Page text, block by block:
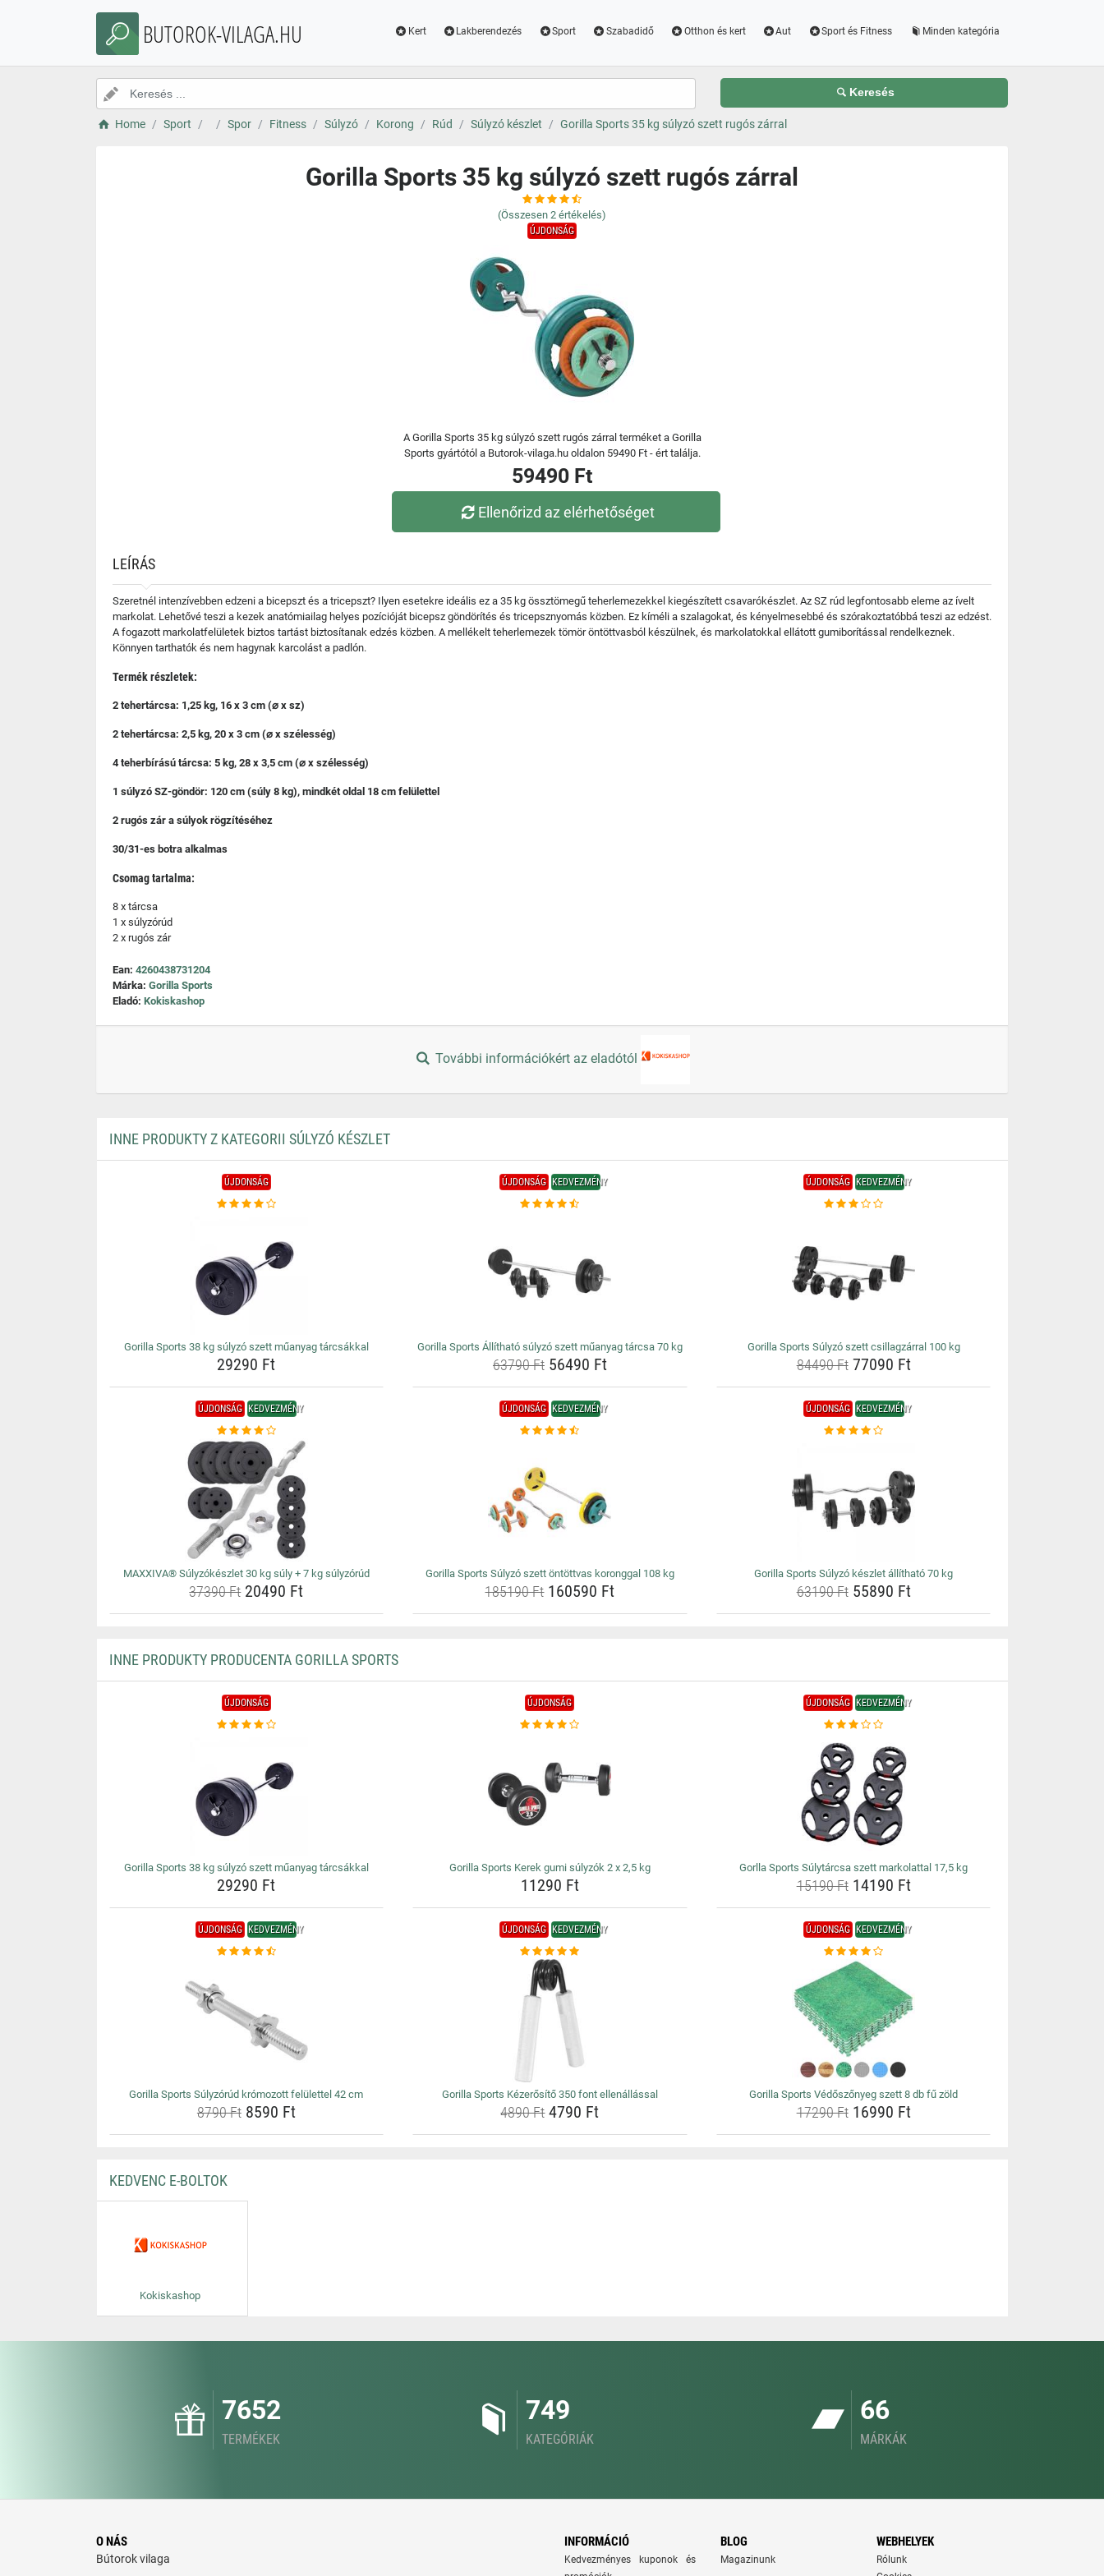
BUTOROK-VILAGA.HU Kert Lakberendezés Sport Szabadidő Otthon és kert Aut Sport és Fitness Minden kategória
Keresés
Home Sport Spor Fitness Súlyzó Korong Rúd Súlyzó készlet Gorilla Sports 35 kg súlyzó szett rugós zárral
Gorilla Sports 35 kg súlyzó szett rugós zárral
(Összesen 2 értékelés)
ÚJDONSÁG
A Gorilla Sports 35 kg súlyzó szett rugós zárral terméket a Gorilla
Sports gyártótól a Butorok-vilaga.hu oldalon 59490 Ft - ért találja.
59490 Ft
Ellenőrizd az elérhetőséget
LEÍRÁS
Szeretnél intenzívebben edzeni a bicepszt és a tricepszt? Ilyen esetekre ideális ez a 35 kg össztömegű teherlemezekkel kiegészített csavarókészlet. Az SZ rúd legfontosabb eleme az ívelt
markolat. Lehetővé teszi a kezek anatómiailag helyes pozícióját bicepsz göndörítés és tricepsznyomás közben. Ez kíméli a szalagokat, és kényelmesebbé és szórakoztatóbbá teszi az edzést.
A fogazott markolatfelületek biztos tartást biztosítanak edzés közben. A mellékelt teherlemezek tömör öntöttvasból készülnek, és markolatokkal ellátott gumiborítással rendelkeznek.
Könnyen tarthatók és nem hagynak karcolást a padlón.
Termék részletek:
2 tehertárcsa: 1,25 kg, 16 x 3 cm (⌀ x sz)
2 tehertárcsa: 2,5 kg, 20 x 3 cm (⌀ x szélesség)
4 teherbírású tárcsa: 5 kg, 28 x 3,5 cm (⌀ x szélesség)
1 súlyzó SZ-göndör: 120 cm (súly 8 kg), mindkét oldal 18 cm felülettel
2 rugós zár a súlyok rögzítéséhez
30/31-es botra alkalmas
Csomag tartalma:
8 x tárcsa
1 x súlyzórúd
2 x rugós zár
Ean: 4260438731204
Márka: Gorilla Sports
Eladó: Kokiskashop
További információkért az eladótól
INNE PRODUKTY Z KATEGORII SÚLYZÓ KÉSZLET
ÚJDONSÁG
Gorilla Sports 38 kg súlyzó szett műanyag tárcsákkal
29290 Ft
ÚJDONSÁG KEDVEZMÉNY
Gorilla Sports Állítható súlyzó szett műanyag tárcsa 70 kg
63790 Ft56490 Ft
ÚJDONSÁG KEDVEZMÉNY
Gorilla Sports Súlyzó szett csillagzárral 100 kg
84490 Ft77090 Ft
ÚJDONSÁG KEDVEZMÉNY
MAXXIVA® Súlyzókészlet 30 kg súly + 7 kg súlyzórúd
37390 Ft20490 Ft
ÚJDONSÁG KEDVEZMÉNY
Gorilla Sports Súlyzó szett öntöttvas koronggal 108 kg
185190 Ft160590 Ft
ÚJDONSÁG KEDVEZMÉNY
Gorilla Sports Súlyzó készlet állítható 70 kg
63190 Ft55890 Ft
INNE PRODUKTY PRODUCENTA GORILLA SPORTS
ÚJDONSÁG
Gorilla Sports 38 kg súlyzó szett műanyag tárcsákkal
29290 Ft
ÚJDONSÁG
Gorilla Sports Kerek gumi súlyzók 2 x 2,5 kg
11290 Ft
ÚJDONSÁG KEDVEZMÉNY
Gorlla Sports Súlytárcsa szett markolattal 17,5 kg
15190 Ft14190 Ft
ÚJDONSÁG KEDVEZMÉNY
Gorilla Sports Súlyzórúd krómozott felülettel 42 cm
8790 Ft8590 Ft
ÚJDONSÁG KEDVEZMÉNY
Gorilla Sports Kézerősítő 350 font ellenállással
4890 Ft4790 Ft
ÚJDONSÁG KEDVEZMÉNY
Gorilla Sports Védőszőnyeg szett 8 db fű zöld
17290 Ft16990 Ft
KEDVENC E-BOLTOK
Kokiskashop
7652
TERMÉKEK
749
KATEGÓRIÁK
66
MÁRKÁK
O NÁS
Bútorok vilaga
INFORMÁCIÓ
Kedvezményes kuponok és
BLOG
Magazinunk
WEBHELYEK
Rólunk